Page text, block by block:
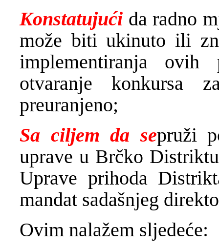
Konstatujući da radno
može biti ukinuto ili
implementiranja
otvaranje konkursa
preuranjeno;
Sa ciljem da sepruži
uprave u Brčko
Uprave prihoda
mandat sadašnjeg
Ovim nalažem sljedeće: